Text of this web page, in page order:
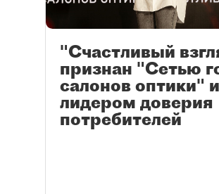
"Счастливый
признан "Сетью
салонов оптики" и
лидером доверия
потребителей